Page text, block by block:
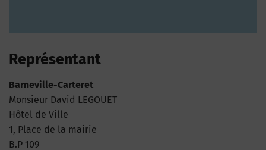
Représentant
Barneville-Carteret
Monsieur David LEGOUET
Hôtel de Ville
1, Place de la mairie
B.P 109